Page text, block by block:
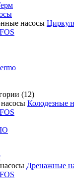
(12)
Колодезные
Дренажные